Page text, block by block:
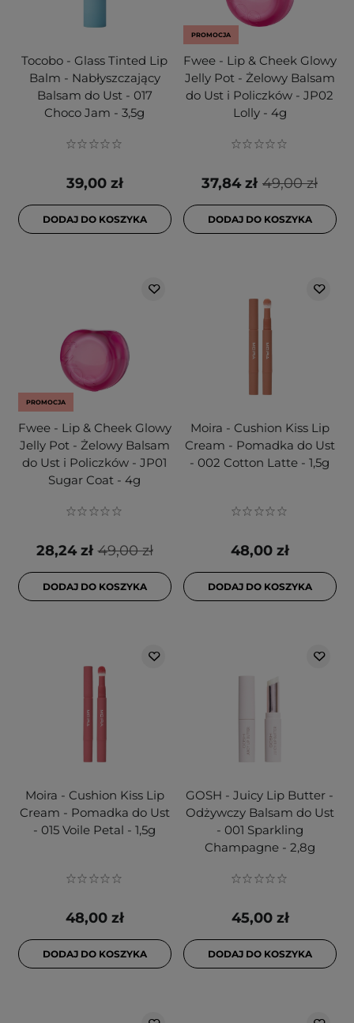
Tocobo - Glass Tinted Lip
Balm - Nabłyszczający
Balsam do Ust - 017
Choco Jam - 3,5g
39,00 zł
DODAJ DO KOSZYKA
PROMOCJA
Fwee - Lip & Cheek Glowy
Jelly Pot - Żelowy Balsam
do Ust i Policzków - JP02
Lolly - 4g
49,00 zł
37,84 zł
DODAJ DO KOSZYKA
PROMOCJA
Fwee - Lip & Cheek Glowy
Jelly Pot - Żelowy Balsam
do Ust i Policzków - JP01
Sugar Coat - 4g
49,00 zł
28,24 zł
DODAJ DO KOSZYKA
Moira - Cushion Kiss Lip
Cream - Pomadka do Ust
- 002 Cotton Latte - 1,5g
48,00 zł
DODAJ DO KOSZYKA
Moira - Cushion Kiss Lip
Cream - Pomadka do Ust
- 015 Voile Petal - 1,5g
48,00 zł
DODAJ DO KOSZYKA
GOSH - Juicy Lip Butter -
Odżywczy Balsam do Ust
- 001 Sparkling
Champagne - 2,8g
45,00 zł
DODAJ DO KOSZYKA